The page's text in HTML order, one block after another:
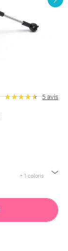
5avis
+ 1 coloris